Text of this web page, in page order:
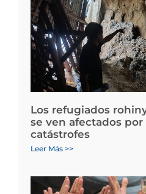
Los refugiados
se ven afectados por
catástrofes
Leer Más >>